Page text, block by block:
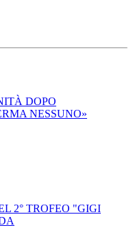
DOPO
NESSUNO»
2° TROFEO "GIGI